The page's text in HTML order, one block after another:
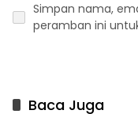
Simpan nama,
peramban ini
Baca Juga